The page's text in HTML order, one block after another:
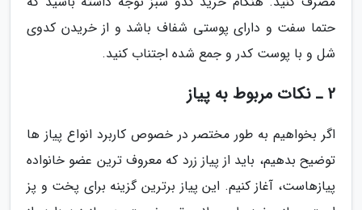
حتما سفت و دارای پوستی شفاف باشد و از خریدن کدوی
شل و با پوست کدر و جمع شده اجتناب کنید.
2 ـ نکات مربوط به پیاز
اگر بخواهیم به طور مختصر در خصوص کاربرد انواع پیاز ها
توضیح بدهیم، باید از پیاز زرد که معروف ترین عضو خانواده
پیازهاست، آغاز کنیم. این پیاز برترین گزینه برای پخت و پز